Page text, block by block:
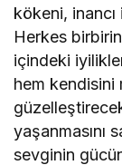
kökeni, inancı
Herkes
içindeki
hem kendisini
yaşanmasını
sevginin